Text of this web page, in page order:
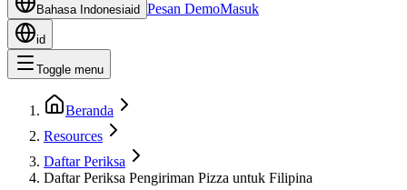
Bahasa Indonesiaid Pesan DemoMasuk
id
Toggle menu
Beranda
Resources
Daftar Periksa
Daftar Periksa Pengiriman Pizza untuk Filipina